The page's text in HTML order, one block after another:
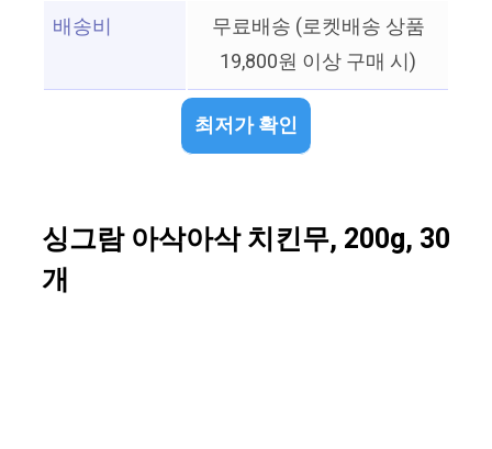
배송비
무료배송 (로켓배송 상품
19,800원 이상 구매 시)
최저가 확인
싱그람 아삭아삭 치킨무, 200g, 30
개